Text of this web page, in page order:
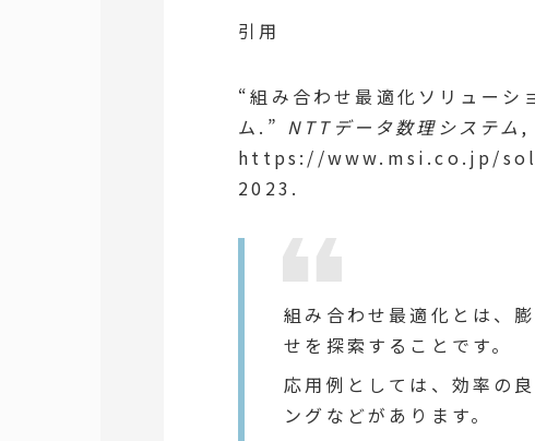
引用
“組み合わせ最適化ソリュー
ム.” NTTデータ数理システム ,
https://www.msi.co.jp/
2023.
組み合わせ最適化とは、
せを探索することです。
応用例としては、効率の
ングなどがあります。